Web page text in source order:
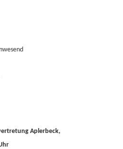
Aplerbeck,